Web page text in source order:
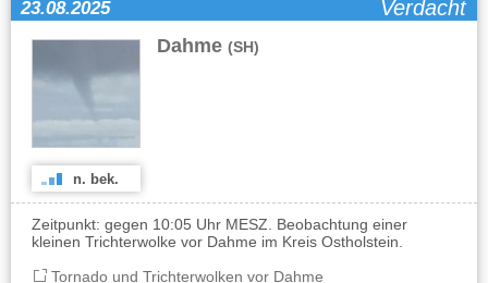
23.08.2025 Verdacht
Dahme (SH)
n. bek.
Zeitpunkt: gegen 10:05 Uhr MESZ. Beobachtung einer
kleinen Trichterwolke vor Dahme im Kreis Ostholstein.
Tornado und Trichterwolken vor Dahme